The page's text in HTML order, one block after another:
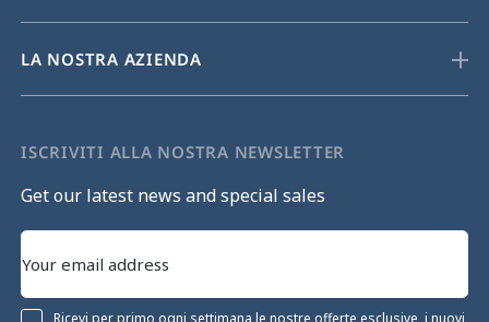
LA NOSTRA AZIENDA
ISCRIVITI ALLA NOSTRA NEWSLETTER
Get our latest news and special sales
Ricevi per primo ogni settimana le nostre offerte esclusive, i nuovi